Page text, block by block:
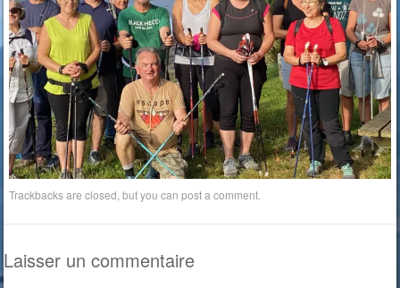
Trackbacks are closed, but you canpost a comment
Laisser un commentaire